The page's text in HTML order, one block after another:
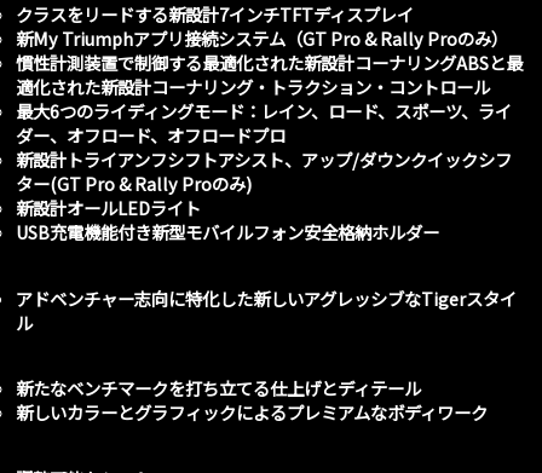
クラスをリードする新設計7インチTFTディスプレイ
新My Triumphアプリ接続システム（GT Pro & Rally Proのみ）
慣性計測装置で制御する最適化された新設計コーナリングABSと最
適化された新設計コーナリング・トラクション・コントロール
最大6つのライディングモード：レイン、ロード、スポーツ、ライ
ダー、オフロード、オフロードプロ
新設計トライアンフシフトアシスト、アップ/ダウンクイックシフ
ター(GT Pro & Rally Proのみ)
新設計オールLEDライト
USB充電機能付き新型モバイルフォン安全格納ホルダー
アドベンチャー志向に特化した新しいアグレッシブなTigerスタイ
ル
新たなベンチマークを打ち立てる仕上げとディテール
新しいカラーとグラフィックによるプレミアムなボディワーク